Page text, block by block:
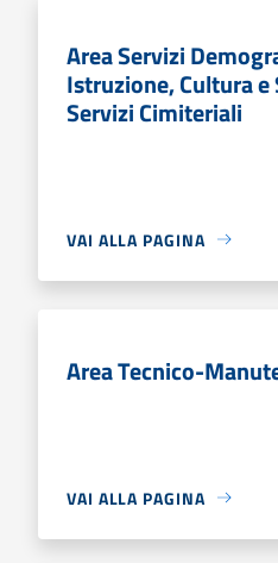
Area Servizi
Istruzione, Cultura
Servizi Cimiteriali
VAI ALLA PAGINA
Area Tecnico-
VAI ALLA PAGINA